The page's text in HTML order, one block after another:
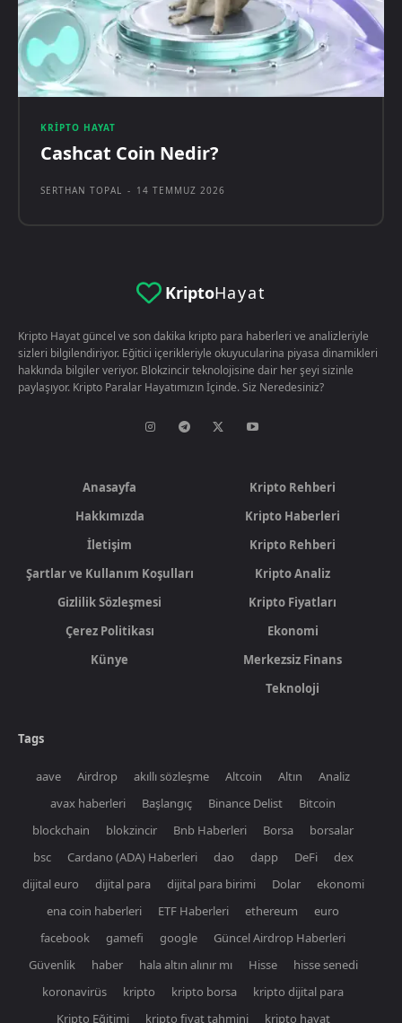
KRIPTO HAYAT
Cashcat Coin Nedir?
SERTHAN TOPAL - 14 TEMMUZ 2026
KriptoHayat
Kripto Hayat güncel ve son dakika kripto para haberleri ve analizleriyle
sizleri bilgilendiriyor. Eğitici içerikleriyle okuyucularina piyasa dinamikleri
hakkında bilgiler veriyor. Blokzincir teknolojisine dair her şeyi sizinle
paylaşıyor. Kripto Paralar Hayatımızın İçinde. Siz Neredesiniz?
Anasayfa
Hakkımızda
İletişim
Şartlar ve Kullanım Koşulları
Gizlilik Sözleşmesi
Çerez Politikası
Künye
Kripto Rehberi
Kripto Haberleri
Kripto Rehberi
Kripto Analiz
Kripto Fiyatları
Ekonomi
Merkezsiz Finans
Teknoloji
Tags
aave Airdrop akıllı sözleşme Altcoin Altın
Analiz
avax haberleri
Başlangıç Binance Delist
Bitcoin
blockchain
blokzincir Bnb Haberleri Borsa
borsalar
bsc
Cardano (ADA) Haberleri dao dapp DeFi
dex
dijital euro
dijital para dijital para birimi Dolar
ekonomi
ena coin haberleri
ETF Haberleri ethereum
euro
facebook
gamefi google
Güncel Airdrop Haberleri
Güvenlik
haber hala altın alınır mı Hisse
hisse senedi
koronavirüs
kripto kripto borsa
kripto dijital para
Kripto Eğitimi
kripto fiyat tahmini kripto hayat